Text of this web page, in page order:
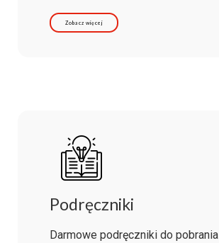
Zobacz więcej
Podręczniki
Darmowe podręczniki do pobrania